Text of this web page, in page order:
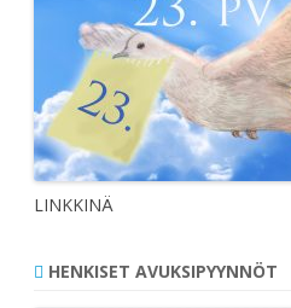
LINKKINÄ
HENKISET AVUKSIPYYNNÖT